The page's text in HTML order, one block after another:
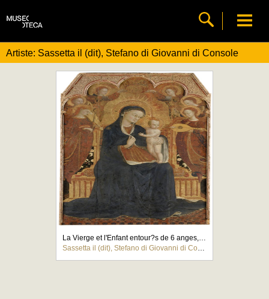
Artiste: Sassetta il (dit), Stefano di Giovanni di Console
La Vierge et l'Enfant entour?s de 6 anges, Saint Antoine de Padoue, Saint Jean l'Evang?liste
Sassetta il (dit), Stefano di Giovanni di Console